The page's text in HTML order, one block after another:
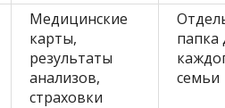
Медицинские
карты,
результаты
анализов,
страховки
папка
семьи